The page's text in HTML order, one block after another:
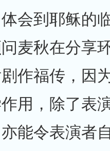
会到耶稣的
麦秋在分享
作福传，因
用，除了表
亦能令表演